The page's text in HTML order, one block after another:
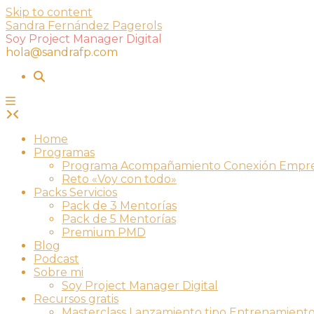
Skip to content
Sandra Fernández Pagerols
Soy Project Manager Digital
hola@sandrafp.com
Home
Programas
Programa Acompañamiento Conexión
Reto «Voy con todo»
Packs Servicios
Pack de 3 Mentorías
Pack de 5 Mentorías
Premium PMD
Blog
Podcast
Sobre mi
Soy Project Manager Digital
Recursos gratis